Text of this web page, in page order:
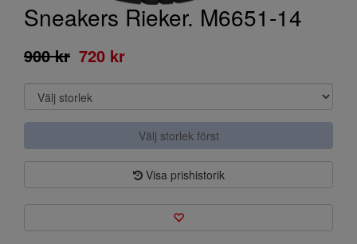
Sneakers Rieker. M6651-14
900 kr 720 kr
Välj storlek först
Visa prishistorik